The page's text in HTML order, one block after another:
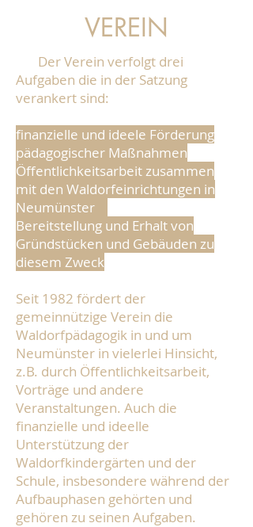
VEREIN
Der Verein verfolgt drei
Aufgaben die in der Satzung
verankert sind:
finanzielle und ideele Förderung
pädagogischer Maßnahmen
Öffentlichkeitsarbeit zusammen
mit den Waldorfeinrichtungen in
Neumünster
Bereitstellung und Erhalt von
Gründstücken und Gebäuden zu
diesem Zweck
Seit 1982 fördert der
gemeinnützige Verein die
Waldorfpädagogik in und um
Neumünster in vielerlei Hinsicht,
z.B. durch Öffentlichkeitsarbeit,
Vorträge und andere
Veranstaltungen. Auch die
finanzielle und ideelle
Unterstützung der
Waldorfkindergärten und der
Schule, insbesondere während der
Aufbauphasen gehörten und
gehören zu seinen Aufgaben.